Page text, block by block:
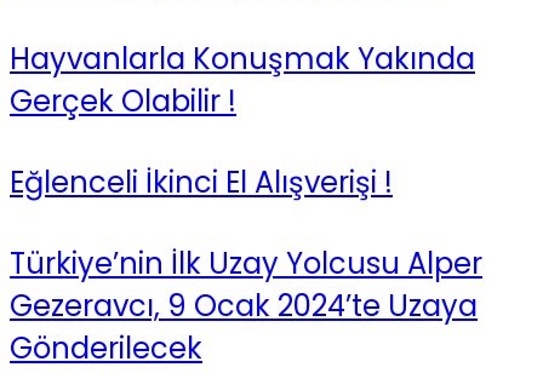
Hayvanlarla Konuşmak Yakında
Gerçek Olabilir !
Eğlenceli İkinci El Alışverişi !
Türkiye’nin İlk Uzay Yolcusu Alper
Gezeravcı, 9 Ocak 2024’te Uzaya
Gönderilecek